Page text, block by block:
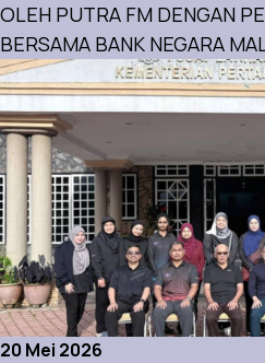
OLEH PUTRA FM DENGAN
BERSAMA BANK NEGARA
20 Mei 2026